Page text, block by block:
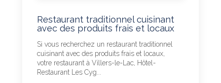
Restaurant traditionnel cuisinant
avec des produits frais et locaux
Si vous recherchez un restaurant traditionnel
cuisinant avec des produits frais et locaux,
votre restaurant à Villers-le-Lac, Hôtel-
Restaurant Les Cyg...